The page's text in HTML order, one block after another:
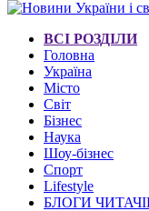
ВСІ РОЗДІЛИ
Головна
Україна
Місто
Світ
Бізнес
Наука
Шоу-бізнес
Спорт
Lifestyle
БЛОГИ